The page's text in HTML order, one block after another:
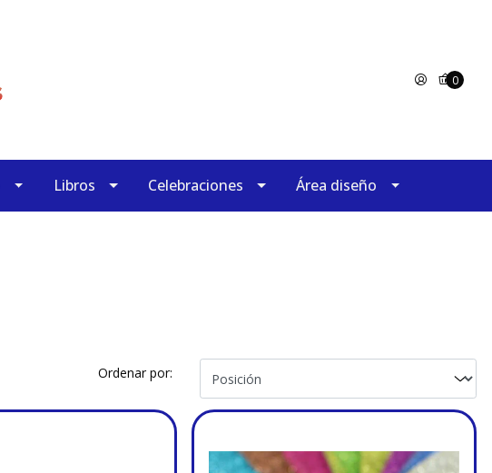
0
Libros Celebraciones Área diseño
Ordenar por: